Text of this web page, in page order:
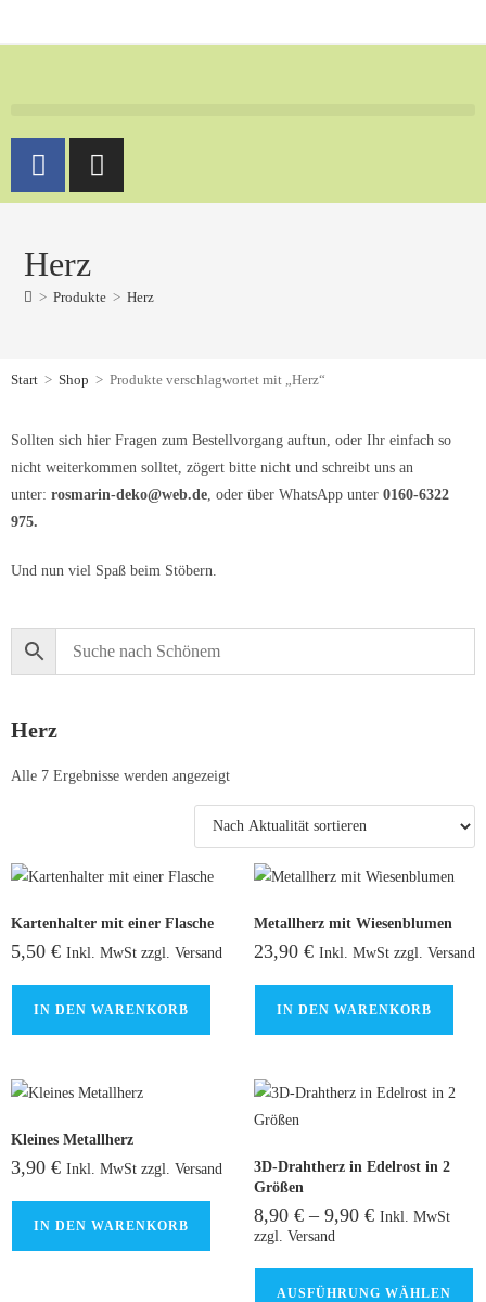
Herz
> Produkte > Herz
Start > Shop > Produkte verschlagwortet mit „Herz“
Sollten sich hier Fragen zum Bestellvorgang auftun, oder Ihr einfach so
nicht weiterkommen solltet, zögert bitte nicht und schreibt uns an
unter: rosmarin-deko@web.de, oder über WhatsApp unter 0160-6322
975.
Und nun viel Spaß beim Stöbern.
Herz
Alle 7 Ergebnisse werden angezeigt
Kartenhalter mit einer Flasche
5,50 € Inkl. MwSt zzgl. Versand
IN DEN WARENKORB
Metallherz mit Wiesenblumen
23,90 € Inkl. MwSt zzgl. Versand
IN DEN WARENKORB
Kleines Metallherz
3,90 € Inkl. MwSt zzgl. Versand
IN DEN WARENKORB
3D-Drahtherz in Edelrost in 2
Größen
8,90 € – 9,90 € Inkl. MwSt
zzgl. Versand
AUSFÜHRUNG WÄHLEN